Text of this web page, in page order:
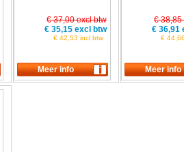
€ 37,00 excl btw
€ 35,15 excl btw
€ 42,53 incl btw
€ 38,85
€ 36,91
€